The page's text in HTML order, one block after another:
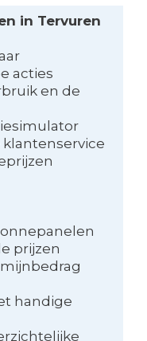
in Tervuren
acties
en de
klantenservice
prijzen
handige